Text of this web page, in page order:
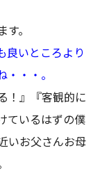
。
良いところより
・・。
！』『客観的に
ているはずの僕
いお父さんお母